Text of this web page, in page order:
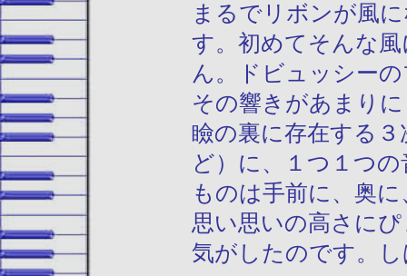
まるでリボンが風
す。初めてそんな
ん。ドビュッシー
その響きがあまり
瞼の裏に存在する
ど）に、１つ１つ
ものは手前に、奥
思い思いの高さに
気がしたのです。